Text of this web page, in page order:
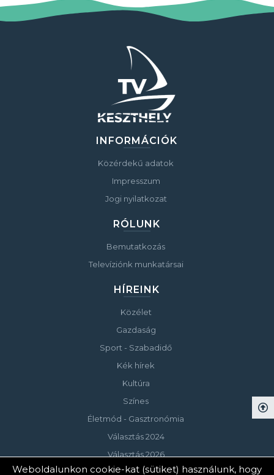
INFORMÁCIÓK
Közérdekű adatok
Impresszum
Jogi nyilatkozat
RÓLUNK
Bemutatkozás
Televíziónk munkatársai
HÍREINK
Közélet
Gazdaság
Sport - Szabadidő
Kék hírek
Kultúra
Színes
Életmód - Gasztronómia
Választás 2024
Választás 2026
Weboldalunkon cookie-kat (sütiket) használunk, hogy